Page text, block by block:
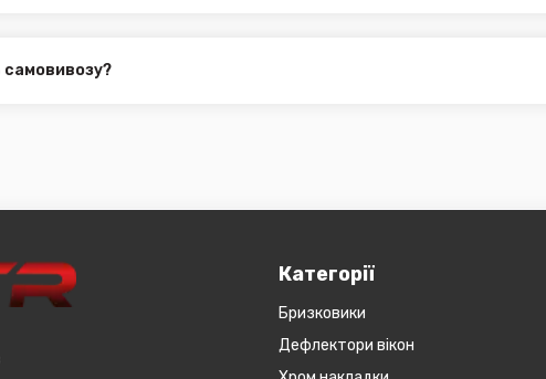
і спідниці і т.д.).
самовивозу?
Категорії
Бризковики
Дефлектори вікон